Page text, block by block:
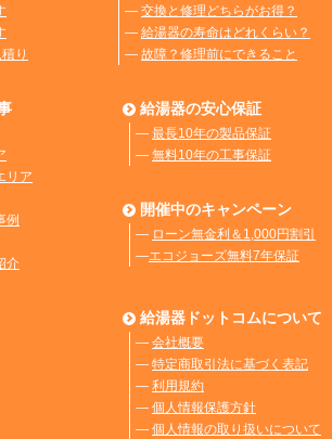
り
― 交換と修理どちらがお得？
― 給湯器の寿命はどれくらい？
― 故障？修理前にできること
リア
例
介
給湯器の安心保証
― 最長10年の製品保証
― 無料10年の工事保証
開催中のキャンペーン
― ローン無金利＆1,000円割引
―エコジョーズ無料7年保証
給湯器ドットコムについて
― 会社概要
― 特定商取引法に基づく表記
― 利用規約
― 個人情報保護方針
― 個人情報の取り扱いについて